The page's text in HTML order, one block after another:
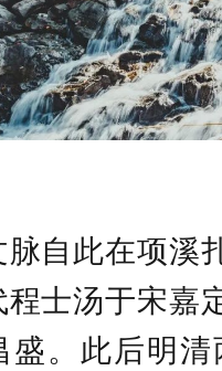
此在项溪
士汤于宋嘉
盛。此后明